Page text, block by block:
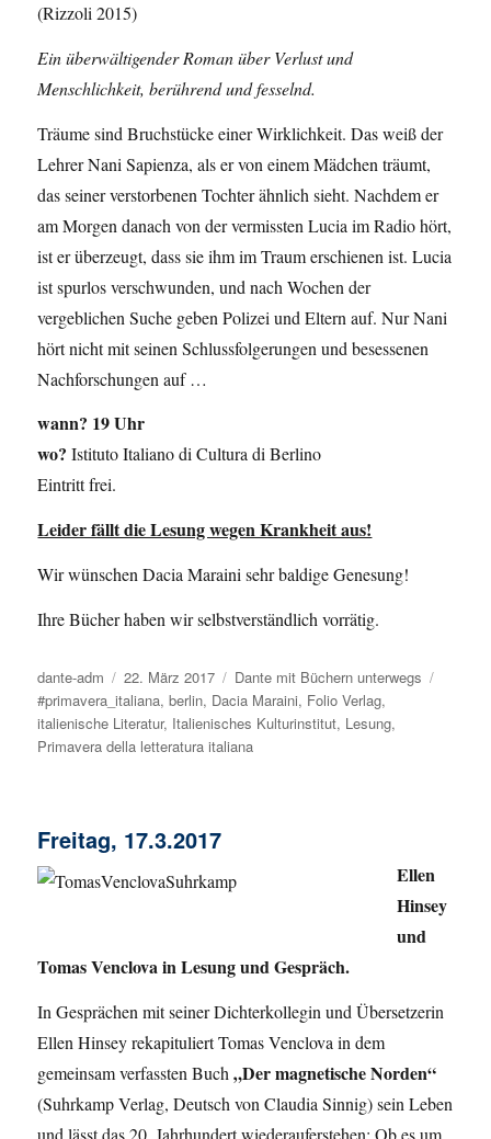
(Rizzoli 2015)
Ein überwältigender Roman über Verlust und
Menschlichkeit, berührend und fesselnd.
Träume sind Bruchstücke einer Wirklichkeit. Das weiß der
Lehrer Nani Sapienza, als er von einem Mädchen träumt,
das seiner verstorbenen Tochter ähnlich sieht. Nachdem er
am Morgen danach von der vermissten Lucia im Radio hört,
ist er überzeugt, dass sie ihm im Traum erschienen ist. Lucia
ist spurlos verschwunden, und nach Wochen der
vergeblichen Suche geben Polizei und Eltern auf. Nur Nani
hört nicht mit seinen Schlussfolgerungen und besessenen
Nachforschungen auf …
wann? 19 Uhr
wo?Istituto Italiano di Cultura di Berlino
Eintritt frei.
Leider fällt die Lesung wegen Krankheit aus!
Wir wünschen Dacia Maraini sehr baldige Genesung!
Ihre Bücher haben wir selbstverständlich vorrätig.
Autor
dante-adm
Veröffentlicht
am
22. März 2017 Kategorien
Dante mit Büchern unterwegs
#primavera_italiana,berlin, Dacia Maraini, Folio Verlag,
italienische Literatur, Italienisches Kulturinstitut, Lesung,
Primavera della letteratura italiana
Freitag, 17.3.2017
Ellen
Hinsey
und
Tomas Venclova in Lesung und Gespräch.
In Gesprächen mit seiner Dichterkollegin und Übersetzerin
Ellen Hinsey rekapituliert Tomas Venclova in dem
gemeinsam verfassten Buch„Der magnetische Norden“
(Suhrkamp Verlag, Deutsch von Claudia Sinnig) sein Leben
und lässt das 20. Jahrhundert wiederauferstehen: Ob es um